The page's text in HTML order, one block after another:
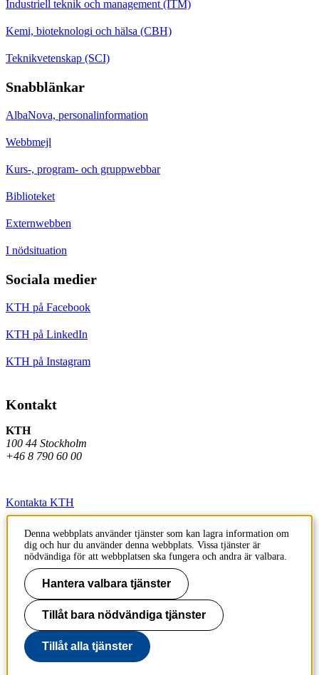
Industriell teknik och management (ITM)
Kemi, bioteknologi och hälsa (CBH)
Teknikvetenskap (SCI)
Snabblänkar
AlbaNova, personalinformation
Webbmejl
Kurs-, program- och gruppwebbar
Biblioteket
Externwebben
I nödsituation
Sociala medier
KTH på Facebook
KTH på LinkedIn
KTH på Instagram
Kontakt
KTH
100 44 Stockholm
+46 8 790 60 00
Kontakta KTH
Jobba på KTH
Press och media
Faktura och betalning KTH
Om KTH:s webbplatser
Tillgänglighetsredogörelse
Denna webbplats använder tjänster som kan lagra information om
dig och hur du använder denna webbplats. Vissa tjänster är
nödvändiga för att webbplatsen ska fungera och andra är valbara.
Hantera valbara tjänster
Tillåt bara nödvändiga tjänster
Tillåt alla tjänster